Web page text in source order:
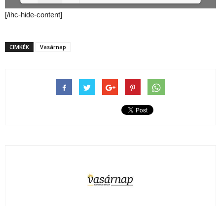
[/ihc-hide-content]
CIMKÉK Vasárnap